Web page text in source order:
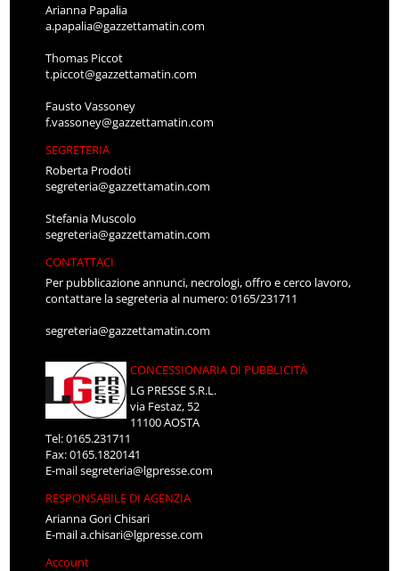
Arianna Papalia
a.papalia@gazzettamatin.com
Thomas Piccot
t.piccot@gazzettamatin.com
Fausto Vassoney
f.vassoney@gazzettamatin.com
SEGRETERIA
Roberta Prodoti
segreteria@gazzettamatin.com
Stefania Muscolo
segreteria@gazzettamatin.com
CONTATTACI
Per pubblicazione annunci, necrologi, offro e cerco lavoro,
contattare la segreteria al numero: 0165/231711
segreteria@gazzettamatin.com
CONCESSIONARIA DI PUBBLICITÀ
LG PRESSE S.R.L.
via Festaz, 52
11100 AOSTA
Tel: 0165.231711
Fax: 0165.1820141
E-mailsegreteria@lgpresse.com
RESPONSABILE DI AGENZIA
Arianna Gori Chisari
E-maila.chisari@lgpresse.com
Account